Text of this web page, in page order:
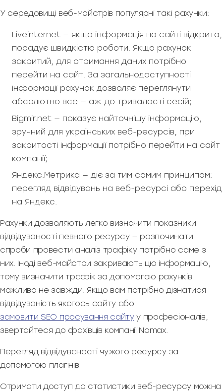
У середовищі веб-майстрів популярні такі рахунки:
Liveinternet — якщо інформація на сайті відкрита,
порадує швидкістю роботи. Якщо рахунок
закритий, для отримання даних потрібно
перейти на сайт. За загальнодоступності
інформації рахунок дозволяє переглянути
абсолютно все — аж до тривалості сесій;
Bigmir.net — показує найточнішу інформацію,
зручний для українських веб-ресурсів, при
закритості інформації потрібно перейти на сайт
компанії;
Яндекс.Метрика — діє за тим самим принципом:
перегляд відвідувань на веб-ресурсі або перехід
на Яндекс.
Рахунки дозволяють легко визначити показники
відвідуваності певного ресурсу — розпочинати
спроби провести аналіз трафіку потрібно саме з
них. Іноді веб-майстри закривають цю інформацію,
тому визначити трафік за допомогою рахунків
можливо не завжди. Якщо вам потрібно дізнатися
відвідуваність якогось сайту або
замовити SEO просування сайтуу професіоналів,
звертайтеся до фахівців компанії Nomax.
Перегляд відвідуваності чужого ресурсу за
допомогою плагінів
Отримати доступ до статистики веб-ресурсу можна